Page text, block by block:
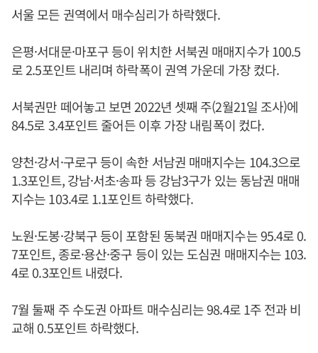
서울 모든 권역에서 매수심리가 하락했다.
은평·서대문·마포구 등이 위치한 서북권 매매지수가 100.5
로 2.5포인트 내리며 하락폭이 권역 가운데 가장 컸다.
서북권만 떼어놓고 보면 2022년 셋째 주(2월21일 조사)에
84.5로 3.4포인트 줄어든 이후 가장 내림폭이 컸다.
양천·강서·구로구 등이 속한 서남권 매매지수는 104.3으로
1.3포인트, 강남·서초·송파 등 강남3구가 있는 동남권 매매
지수는 103.4로 1.1포인트 하락했다.
노원·도봉·강북구 등이 포함된 동북권 매매지수는 95.4로 0.
7포인트, 종로·용산·중구 등이 있는 도심권 매매지수는 103.
4로 0.3포인트 내렸다.
7월 둘째 주 수도권 아파트 매수심리는 98.4로 1주 전과 비
교해 0.5포인트 하락했다.